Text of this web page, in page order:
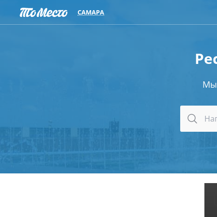
САМАРА